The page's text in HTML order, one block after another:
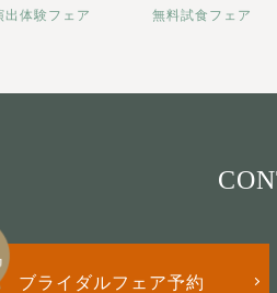
出体験フェア 無料試食フェア
ブライダルフェア予約